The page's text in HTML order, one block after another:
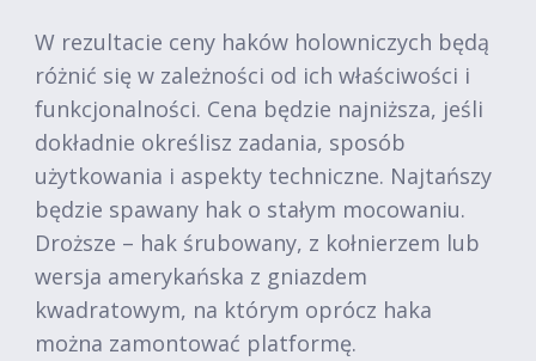
W rezultacie ceny haków holowniczych będą
różnić się w zależności od ich właściwości i
funkcjonalności. Cena będzie najniższa, jeśli
dokładnie określisz zadania, sposób
użytkowania i aspekty techniczne. Najtańszy
będzie spawany hak o stałym mocowaniu.
Droższe – hak śrubowany, z kołnierzem lub
wersja amerykańska z gniazdem
kwadratowym, na którym oprócz haka
można zamontować platformę.